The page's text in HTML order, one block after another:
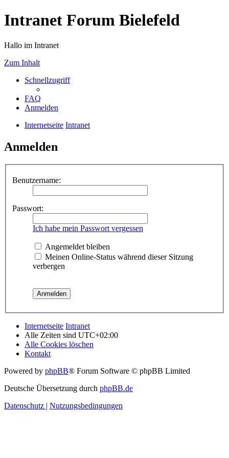
Intranet Forum Bielefeld
Hallo im Intranet
Zum Inhalt
Schnellzugriff
FAQ
Anmelden
Internetseite Intranet
Anmelden
Benutzername:
Passwort:
Ich habe mein Passwort vergessen
Angemeldet bleiben
Meinen Online-Status während dieser Sitzung
verbergen
Internetseite Intranet
Alle Zeiten sind UTC+02:00
Alle Cookies löschen
Kontakt
Powered by phpBB® Forum Software © phpBB Limited
Deutsche Übersetzung durch phpBB.de
Datenschutz | Nutzungsbedingungen